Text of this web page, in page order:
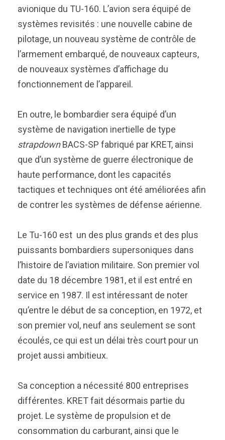
avionique du TU-160. L’avion sera équipé de
systèmes revisités : une nouvelle cabine de
pilotage, un nouveau système de contrôle de
l’armement embarqué, de nouveaux capteurs,
de nouveaux systèmes d’affichage du
fonctionnement de l’appareil.
En outre, le bombardier sera équipé d’un
système de navigation inertielle de type
strapdownBACS-SP fabriqué par KRET, ainsi
que d’un système de guerre électronique de
haute performance, dont les capacités
tactiques et techniques ont été améliorées afin
de contrer les systèmes de défense aérienne.
Le Tu-160 est un des plus grands et des plus
puissants bombardiers supersoniques dans
l’histoire de l’aviation militaire. Son premier vol
date du 18 décembre 1981, et il est entré en
service en 1987. Il est intéressant de noter
qu’entre le début de sa conception, en 1972, et
son premier vol, neuf ans seulement se sont
écoulés, ce qui est un délai très court pour un
projet aussi ambitieux.
Sa conception a nécessité 800 entreprises
différentes. KRET fait désormais partie du
projet. Le système de propulsion et de
consommation du carburant, ainsi que le